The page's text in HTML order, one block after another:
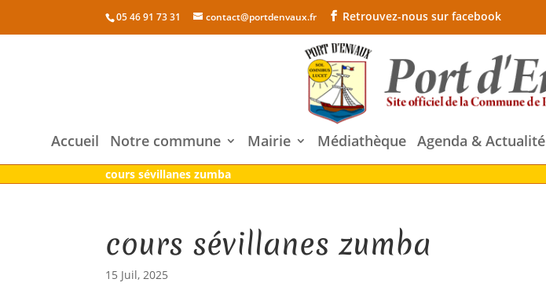
05 46 91 73 31 contact@portdenvaux.fr Retrouvez-nous sur facebook
Accueil Notre commune Mairie Médiathèque Agenda & Actualité
cours sévillanes zumba
cours sévillanes zumba
15 Juil, 2025